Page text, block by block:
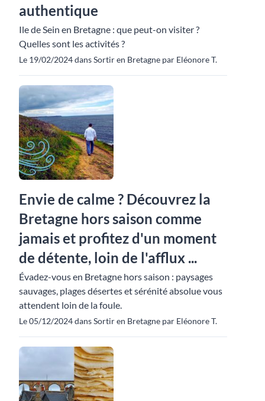
authentique
Ile de Sein en Bretagne : que peut-on visiter ?
Quelles sont les activités ?
Le 19/02/2024 dans Sortir en Bretagne par Eléonore T.
Envie de calme ? Découvrez la
Bretagne hors saison comme
jamais et profitez d'un moment
de détente, loin de l'afflux ...
Évadez-vous en Bretagne hors saison : paysages
sauvages, plages désertes et sérénité absolue vous
attendent loin de la foule.
Le 05/12/2024 dans Sortir en Bretagne par Eléonore T.